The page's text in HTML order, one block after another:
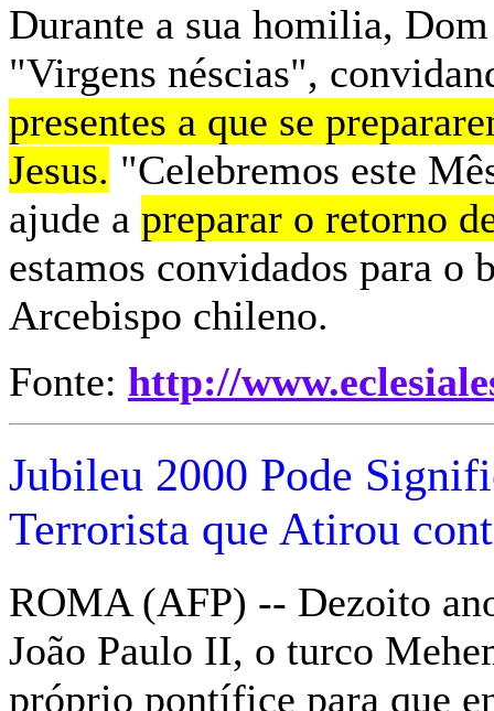
Durante a sua homilia,
"Virgens néscias",
presentes a que se
Jesus. "Celebremos este
ajude a preparar o retorno
estamos convidados para o
Arcebispo chileno.
Fonte: http://
Jubileu 2000 Pode
Terrorista que Atirou
ROMA (AFP) -- Dezoito
João Paulo II, o turco
próprio pontífice para que